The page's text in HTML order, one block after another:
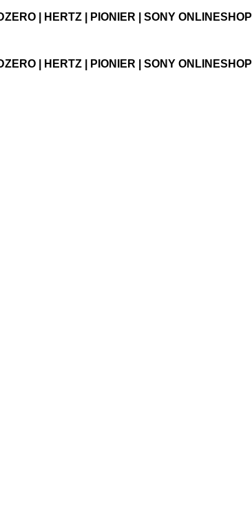
| HERTZ | PIONIER | SONY ONLINESHOP
| HERTZ | PIONIER | SONY ONLINESHOP